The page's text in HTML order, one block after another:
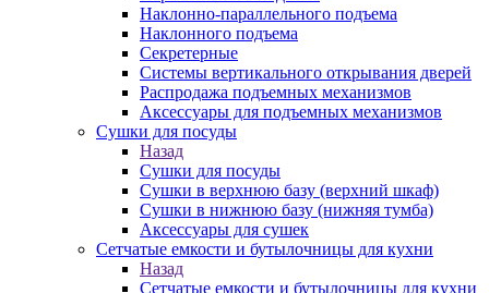
Наклонно-параллельного подъема
Наклонного подъема
Секретерные
Системы вертикального открывания дверей
Распродажа подъемных механизмов
Аксессуары для подъемных механизмов
Сушки для посуды
Назад
Сушки для посуды
Сушки в верхнюю базу (верхний шкаф)
Сушки в нижнюю базу (нижняя тумба)
Аксессуары для сушек
Сетчатые емкости и бутылочницы для кухни
Назад
Сетчатые емкости и бутылочницы для кухни